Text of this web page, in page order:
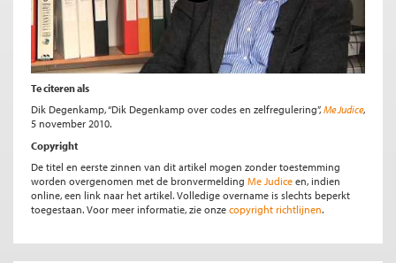
Te citeren als
Dik Degenkamp, “Dik Degenkamp over codes en zelfregulering”, Me Judice,
5 november 2010.
Copyright
De titel en eerste zinnen van dit artikel mogen zonder toestemming
worden overgenomen met de bronvermelding Me Judice en, indien
online, een link naar het artikel. Volledige overname is slechts beperkt
toegestaan. Voor meer informatie, zie onze copyright richtlijnen.